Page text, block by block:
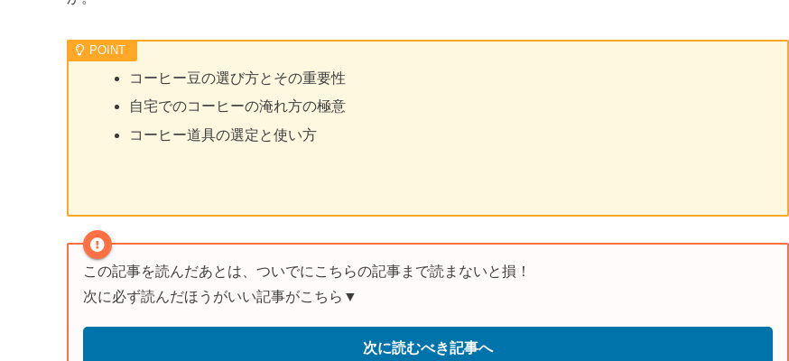
コーヒー豆の選び方とその重要性
自宅でのコーヒーの淹れ方の極意
コーヒー道具の選定と使い方
この記事を読んだあとは、ついでにこちらの記事まで読まないと損！
次に必ず読んだほうがいい記事がこちら▼
次に読むべき記事へ